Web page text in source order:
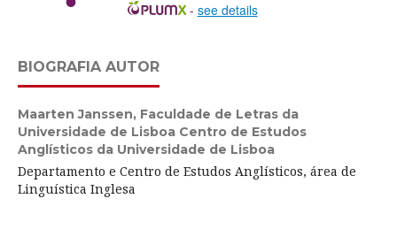
- see details
BIOGRAFIA AUTOR
Maarten Janssen, Faculdade de Letras da
Universidade de Lisboa Centro de Estudos
Anglísticos da Universidade de Lisboa
Departamento e Centro de Estudos Anglísticos, área de
Linguística Inglesa